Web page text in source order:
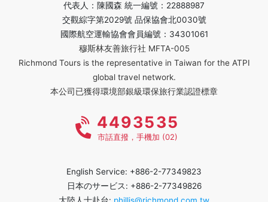
代表人：陳國森 統一編號：22888987
交觀綜字第2029號 品保協會北0030號
國際航空運輸協會會員編號：34301061
穆斯林友善旅行社 MFTA-005
Richmond Tours is the representative in Taiwan for the ATPI
global travel network.
本公司已獲得環境部銀級環保旅行業認證標章
4493535
市話直撥，手機加 (02)
English Service: +886-2-77349823
日本のサービス: +886-2-77349826